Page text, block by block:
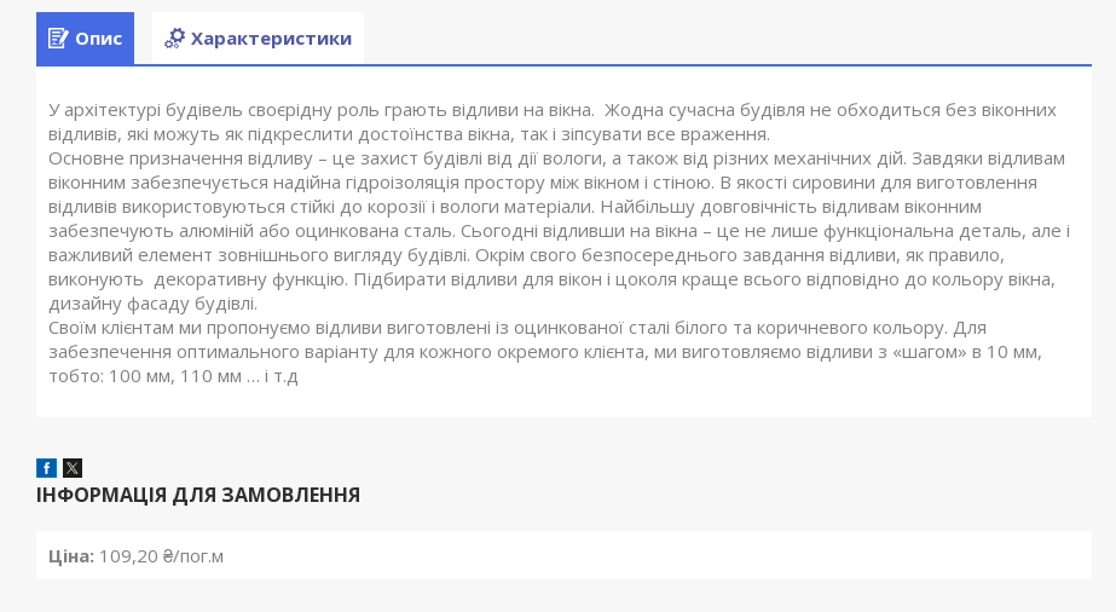
Опис Характеристики
У архітектурі будівель своєрідну роль грають відливи на вікна. Жодна сучасна будівля не обходиться без віконних
відливів, які можуть як підкреслити достоїнства вікна, так і зіпсувати все враження.
Основне призначення відливу – це захист будівлі від дії вологи, а також від різних механічних дій. Завдяки відливам
віконним забезпечується надійна гідроізоляція простору між вікном і стіною. В якості сировини для виготовлення
відливів використовуються стійкі до корозії і вологи матеріали. Найбільшу довговічність відливам віконним
забезпечують алюміній або оцинкована сталь. Сьогодні відливши на вікна – це не лише функціональна деталь, але і
важливий елемент зовнішнього вигляду будівлі. Окрім свого безпосереднього завдання відливи, як правило,
виконують декоративну функцію. Підбирати відливи для вікон і цоколя краще всього відповідно до кольору вікна,
дизайну фасаду будівлі.
Своїм клієнтам ми пропонуємо відливи виготовлені із оцинкованої сталі білого та коричневого кольору. Для
забезпечення оптимального варіанту для кожного окремого клієнта, ми виготовляємо відливи з «шагом» в 10 мм,
тобто: 100 мм, 110 мм … і т.д
ІНФОРМАЦІЯ ДЛЯ ЗАМОВЛЕННЯ
Ціна: 109,20 ₴/пог.м